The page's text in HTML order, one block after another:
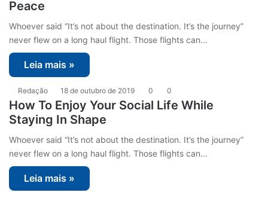
Peace
Whoever said “It’s not about the destination. It’s the journey”
never flew on a long haul flight. Those flights can…
Leia mais »
Redação 18 de outubro de 2019 0 0
How To Enjoy Your Social Life While
Staying In Shape
Whoever said “It’s not about the destination. It’s the journey”
never flew on a long haul flight. Those flights can…
Leia mais »